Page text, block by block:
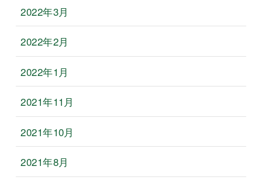
2022年3月
2022年2月
2022年1月
2021年11月
2021年10月
2021年8月